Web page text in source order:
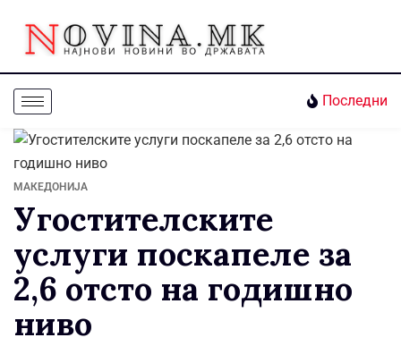
Последни
МАКЕДОНИЈА
Угостителските
услуги поскапеле за
2,6 отсто на годишно
ниво